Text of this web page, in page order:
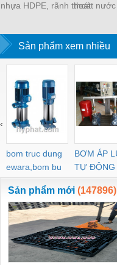
nhựa HDPE, rãnh thoát
rãnh mương - Mới
100%
thoát
kênh thoát
Sản phẩm xem nhiều
bom truc dung
ewara,bom bu
ewara
BƠM ÁP
TỰ ĐỘNG
‹
Sản phẩm mới (147896)